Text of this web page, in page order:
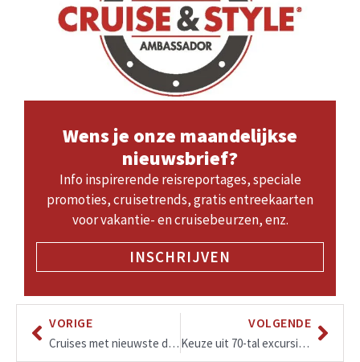
Wens je onze maandelijkse
nieuwsbrief?
Info inspirerende reisreportages, speciale
promoties, cruisetrends, gratis entreekaarten
voor vakantie- en cruisebeurzen, enz.
INSCHRIJVEN
VORIGE
Cruises met nieuwste de Rotterdam starten vanaf augustus 2021 en zijn nu al te boeken!
VOLGENDE
Keuze uit 70-tal excursies inclusief, ultra-luxueus cruiseschip!